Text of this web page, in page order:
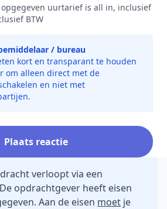
opgegeven uurtarief is all in, inclusief
BTW
/ bureau
kort en transparant te houden
om alleen direct met de
en niet met
Plaats reactie
verloopt via een
opdrachtgever heeft eisen
Aan de eisen moet je